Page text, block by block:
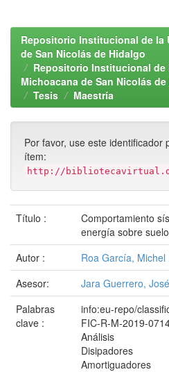
Repositorio Institucional de la
de San Nicolás de Hidalgo
Repositorio Institucional de
Michoacana de San Nicolás
Tesis
Maestría
Por favor, use este identificador
ítem:
http://
Título :
Comportamiento
energía sobre
Autor :
Roa García, Michel
Asesor:
Jara Guerrero,
Palabras
clave :
info:eu-repo/
FIC-R-M-2019-
Análisis
Disipadores
Amortiguadores